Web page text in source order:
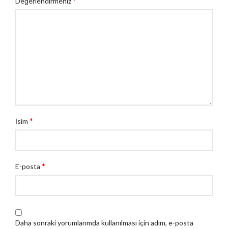
İsim *
E-posta *
Daha sonraki yorumlarımda kullanılması için adım, e-posta